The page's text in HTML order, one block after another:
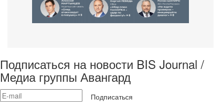
Подписаться на новости BIS Journal /
Медиа группы Авангард
Подписаться